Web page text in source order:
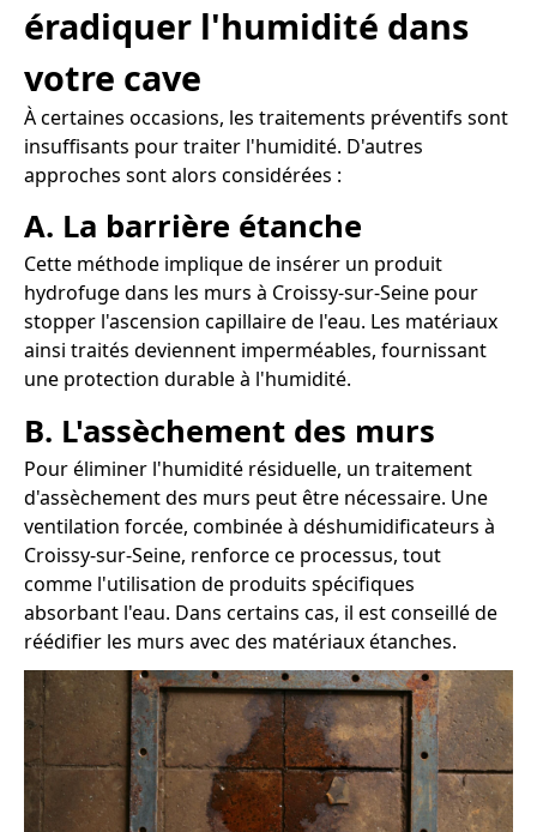
éradiquer l'humidité dans
votre cave
À certaines occasions, les traitements préventifs sont
insuffisants pour traiter l'humidité. D'autres
approches sont alors considérées :
A. La barrière étanche
Cette méthode implique de insérer un produit
hydrofuge dans les murs à Croissy-sur-Seine pour
stopper l'ascension capillaire de l'eau. Les matériaux
ainsi traités deviennent imperméables, fournissant
une protection durable à l'humidité.
B. L'assèchement des murs
Pour éliminer l'humidité résiduelle, un traitement
d'assèchement des murs peut être nécessaire. Une
ventilation forcée, combinée à déshumidificateurs à
Croissy-sur-Seine, renforce ce processus, tout
comme l'utilisation de produits spécifiques
absorbant l'eau. Dans certains cas, il est conseillé de
réédifier les murs avec des matériaux étanches.